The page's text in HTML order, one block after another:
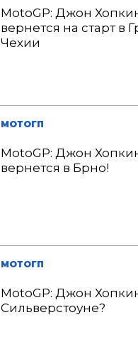
MotoGP: Джон
вернется на старт в
Чехии
МОТОГП
MotoGP: Джон
вернется в Брно!
МОТОГП
MotoGP: Джон
Сильверстоуне?